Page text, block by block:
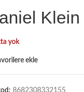
yok
ekle
8682308332155